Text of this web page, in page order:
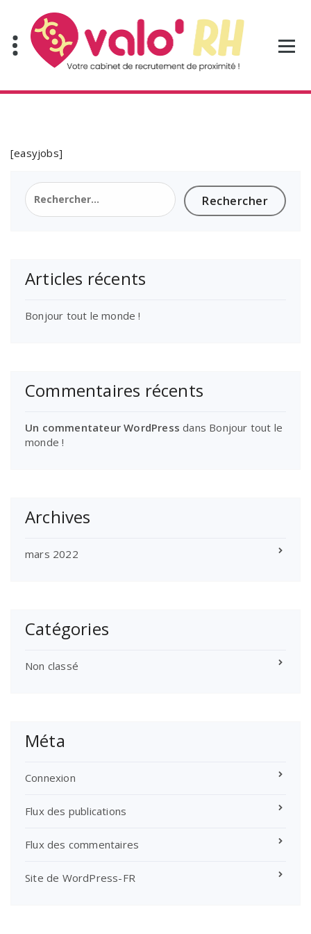
contenu
[easyjobs]
Rechercher :
Articles récents
Bonjour tout le monde !
Commentaires récents
Un commentateur WordPress dans Bonjour tout le
monde !
Archives
mars 2022
Catégories
Non classé
Méta
Connexion
Flux des publications
Flux des commentaires
Site de WordPress-FR